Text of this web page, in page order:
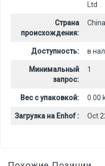
Ltd
Страна
происхождения:
China
Доступность: в
Минимальный
запрос:
1
Вес с упаковкой: 0.00
Загрузка на Enhof : Oct